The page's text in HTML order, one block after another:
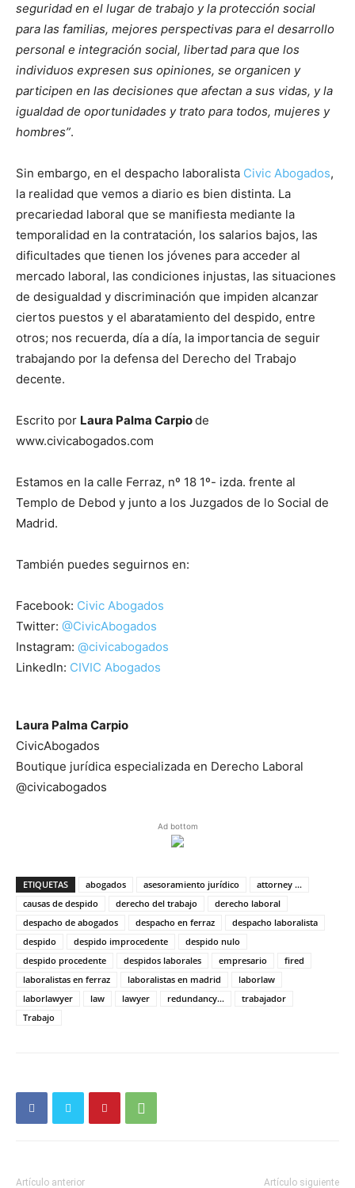
seguridad en el lugar de trabajo y la protección social
para las familias, mejores perspectivas para el desarrollo
personal e integración social, libertad para que los
individuos expresen sus opiniones, se organicen y
participen en las decisiones que afectan a sus vidas, y la
igualdad de oportunidades y trato para todos, mujeres y
hombres”.
Sin embargo, en el despacho laboralista Civic Abogados,
la realidad que vemos a diario es bien distinta. La
precariedad laboral que se manifiesta mediante la
temporalidad en la contratación, los salarios bajos, las
dificultades que tienen los jóvenes para acceder al
mercado laboral, las condiciones injustas, las situaciones
de desigualdad y discriminación que impiden alcanzar
ciertos puestos y el abaratamiento del despido, entre
otros; nos recuerda, día a día, la importancia de seguir
trabajando por la defensa del Derecho del Trabajo
decente.
Escrito por Laura Palma Carpiode
www.civicabogados.com
Estamos en la calle Ferraz, nº 18 1º- izda. frente al
Templo de Debod y junto a los Juzgados de lo Social de
Madrid.
También puedes seguirnos en:
Facebook: Civic Abogados
Twitter: @CivicAbogados
Instagram: @civicabogados
LinkedIn: CIVIC Abogados
Laura Palma Carpio
CivicAbogados
Boutique jurídica especializada en Derecho Laboral
@civicabogados
Ad bottom
ETIQUETAS abogados asesoramiento jurídico
attorney ...
causas de despido
derecho del trabajo
derecho laboral
despacho de abogados
despacho en ferraz
despacho laboralista
despido
despido improcedente
despido nulo
despido procedente
despidos laborales empresario
fired
laboralistas en ferraz
laboralistas en madrid
laborlaw
laborlawyer
law lawyer redundancy...
trabajador
Trabajo
Artículo anterior Artículo siguiente